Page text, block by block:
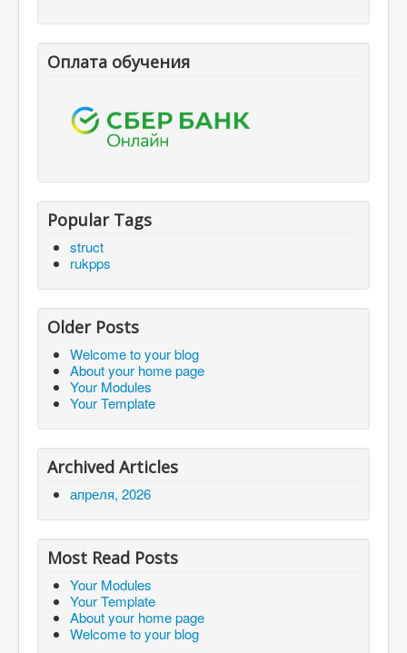
Оплата обучения
Popular Tags
struct
rukpps
Older Posts
Welcome to your blog
About your home page
Your Modules
Your Template
Archived Articles
апреля, 2026
Most Read Posts
Your Modules
Your Template
About your home page
Welcome to your blog